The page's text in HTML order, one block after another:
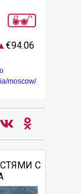
94.06
moscow/
С